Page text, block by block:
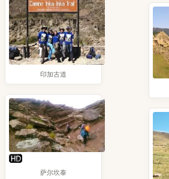
印加古道
萨尔坎泰